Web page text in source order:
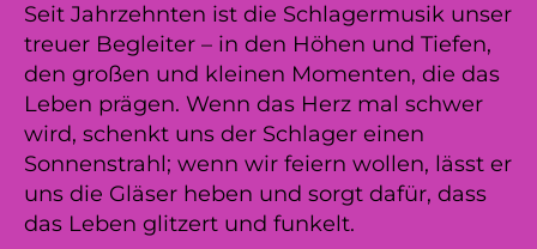
Seit Jahrzehnten ist die Schlagermusik unser
treuer Begleiter – in den Höhen und Tiefen,
den großen und kleinen Momenten, die das
Leben prägen. Wenn das Herz mal schwer
wird, schenkt uns der Schlager einen
Sonnenstrahl; wenn wir feiern wollen, lässt er
uns die Gläser heben und sorgt dafür, dass
das Leben glitzert und funkelt.